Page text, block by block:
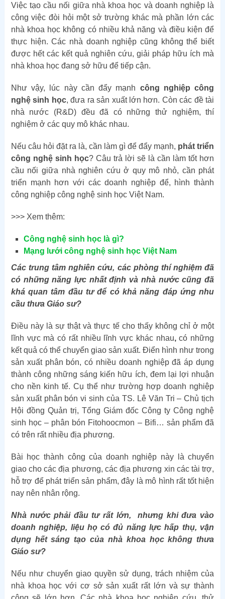
Việc tạo cầu nối giữa nhà khoa học và doanh nghiệp là
công việc đòi hỏi một sở trường khác mà phần lớn các
nhà khoa học không có nhiều khả năng và điều kiện để
thực hiện. Các nhà doanh nghiệp cũng không thể biết
được hết các kết quả nghiên cứu, giải pháp hữu ích mà
nhà khoa học đang sở hữu để tiếp cận.
Như vậy, lúc này cần đẩy mạnh công nghiệp công
nghệ sinh học, đưa ra sản xuất lớn hơn. Còn các đề tài
nhà nước (R&D) đều đã có những thử nghiệm, thí
nghiệm ở các quy mô khác nhau.
Nếu câu hỏi đặt ra là, cần làm gì để đẩy mạnh, phát triển
công nghệ sinh học? Câu trả lời sẽ là cần làm tốt hơn
cầu nối giữa nhà nghiên cứu ở quy mô nhỏ, cần phát
triển mạnh hơn với các doanh nghiệp để, hình thành
công nghiệp công nghệ sinh học Việt Nam.
>>> Xem thêm:
Công nghệ sinh học là gì?
Mạng lưới công nghệ sinh học Việt Nam
Các trung tâm nghiên cứu, các phòng thí nghiệm đã
có những năng lực nhất định và nhà nước cũng đã
khá quan tâm đầu tư để có khả năng đáp ứng nhu
cầu thưa Giáo sư?
Điều này là sự thật và thực tế cho thấy không chỉ ở một
lĩnh vực mà có rất nhiều lĩnh vực khác nhau,có những
kết quả có thể chuyển giao sản xuất. Điển hình như trong
sản xuất phân bón, có nhiều doanh nghiệp đã áp dụng
thành công những sáng kiến hữu ích, đem lại lợi nhuận
cho nền kinh tế. Cụ thể như trường hợp doanh nghiệp
sản xuất phân bón vi sinh của TS. Lê Văn Tri – Chủ tịch
Hội đồng Quản trị, Tổng Giám đốc Công ty Công nghệ
sinh học – phân bón Fitohoocmon – Bifi… sản phẩm đã
có trên rất nhiều địa phương.
Bài học thành công của doanh nghiệp này là chuyển
giao cho các địa phương, các địa phương xin các tài trợ,
hỗ trợ để phát triển sản phẩm, đây là mô hình rất tốt hiện
nay nên nhân rộng.
Nhà nước phải đầu tư rất lớn, nhưng khi đưa vào
doanh nghiệp, liệu họ có đủ năng lực hấp thụ, vận
dụng hết sáng tạo của nhà khoa học không thưa
Giáo sư?
Nếu như chuyển giao quyền sử dụng, trách nhiệm của
nhà khoa học với cơ sở sản xuất rất lớn và sự thành